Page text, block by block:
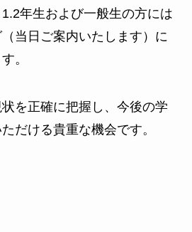
年生および一般生の方には
当日ご案内いたします）に
。
を正確に把握し、今後の学
だける貴重な機会です。